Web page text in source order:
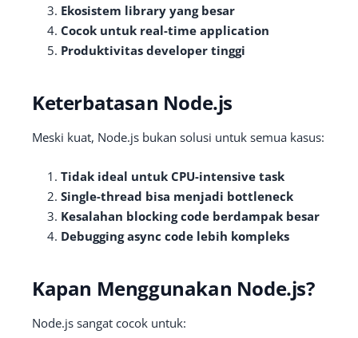
Ekosistem library yang besar
Cocok untuk real-time application
Produktivitas developer tinggi
Keterbatasan Node.js
Meski kuat, Node.js bukan solusi untuk semua kasus:
Tidak ideal untuk CPU-intensive task
Single-thread bisa menjadi bottleneck
Kesalahan blocking code berdampak besar
Debugging async code lebih kompleks
Kapan Menggunakan Node.js?
Node.js sangat cocok untuk: